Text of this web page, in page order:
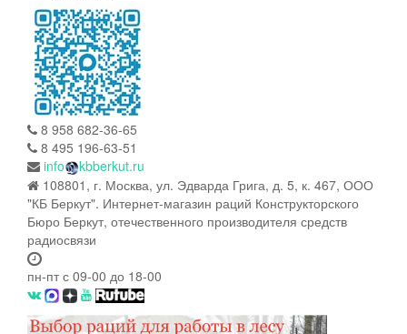
8 958 682-36-65
8 495 196-63-51
info
kbberkut.ru
108801, г. Москва, ул. Эдварда Грига, д. 5, к. 467, ООО
"КБ Беркут". Интернет-магазин раций Конструкторского
Бюро Беркут, отечественного производителя средств
радиосвязи
пн-пт с 09-00 до 18-00